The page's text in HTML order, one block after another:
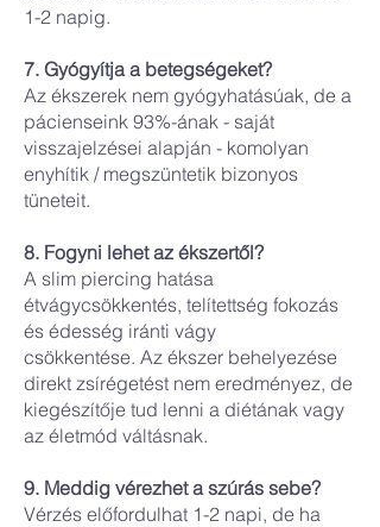
1-2 napig.
7. Gyógyítja a betegségeket?
Az ékszerek nem gyógyhatásúak, de a
pácienseink 93%-ának - saját
visszajelzései alapján - komolyan
enyhítik / megszüntetik bizonyos
tüneteit.
8. Fogyni lehet az ékszertől?
A slim piercing hatása
étvágycsökkentés, telítettség fokozás
és édesség iránti vágy
csökkentése. Az ékszer behelyezése
direkt zsírégetést nem eredményez, de
kiegészítője tud lenni a diétának vagy
az életmód váltásnak.
9. Meddig vérezhet a szúrás sebe?
Vérzés előfordulhat 1-2 napi, de ha